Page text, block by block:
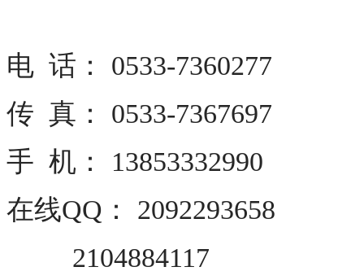
电 话： 0533-7360277
传 真： 0533-7367697
手 机： 13853332990
在线QQ： 2092293658
2104884117